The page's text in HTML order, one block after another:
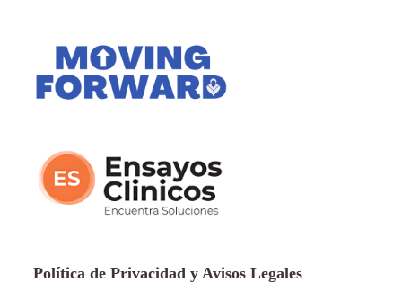
Política de Privacidad y Avisos Legales